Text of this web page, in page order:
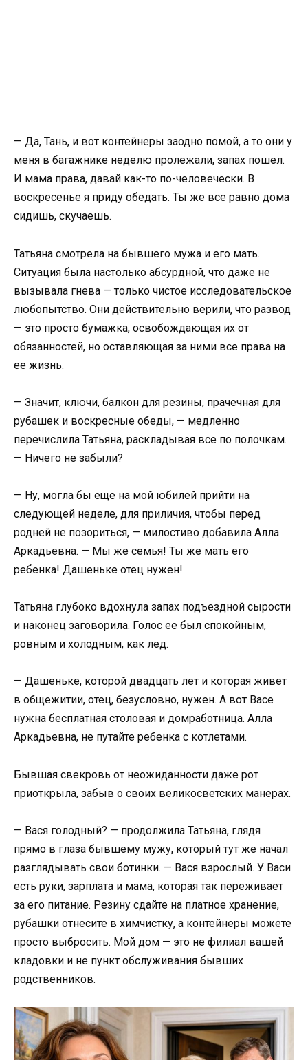
— Да, Тань, и вот контейнеры заодно помой, а то они у
меня в багажнике неделю пролежали, запах пошел.
И мама права, давай как-то по-человечески. В
воскресенье я приду обедать. Ты же все равно дома
сидишь, скучаешь.
Татьяна смотрела на бывшего мужа и его мать.
Ситуация была настолько абсурдной, что даже не
вызывала гнева — только чистое исследовательское
любопытство. Они действительно верили, что развод
— это просто бумажка, освобождающая их от
обязанностей, но оставляющая за ними все права на
ее жизнь.
— Значит, ключи, балкон для резины, прачечная для
рубашек и воскресные обеды, — медленно
перечислила Татьяна, раскладывая все по полочкам.
— Ничего не забыли?
— Ну, могла бы еще на мой юбилей прийти на
следующей неделе, для приличия, чтобы перед
родней не позориться, — милостиво добавила Алла
Аркадьевна. — Мы же семья! Ты же мать его
ребенка! Дашеньке отец нужен!
Татьяна глубоко вдохнула запах подъездной сырости
и наконец заговорила. Голос ее был спокойным,
ровным и холодным, как лед.
— Дашеньке, которой двадцать лет и которая живет
в общежитии, отец, безусловно, нужен. А вот Васе
нужна бесплатная столовая и домработница. Алла
Аркадьевна, не путайте ребенка с котлетами.
Бывшая свекровь от неожиданности даже рот
приоткрыла, забыв о своих великосветских манерах.
— Вася голодный? — продолжила Татьяна, глядя
прямо в глаза бывшему мужу, который тут же начал
разглядывать свои ботинки. — Вася взрослый. У Васи
есть руки, зарплата и мама, которая так переживает
за его питание. Резину сдайте на платное хранение,
рубашки отнесите в химчистку, а контейнеры можете
просто выбросить. Мой дом — это не филиал вашей
кладовки и не пункт обслуживания бывших
родственников.